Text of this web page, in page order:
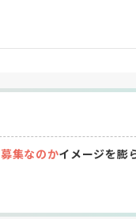
集なのかイメージを膨